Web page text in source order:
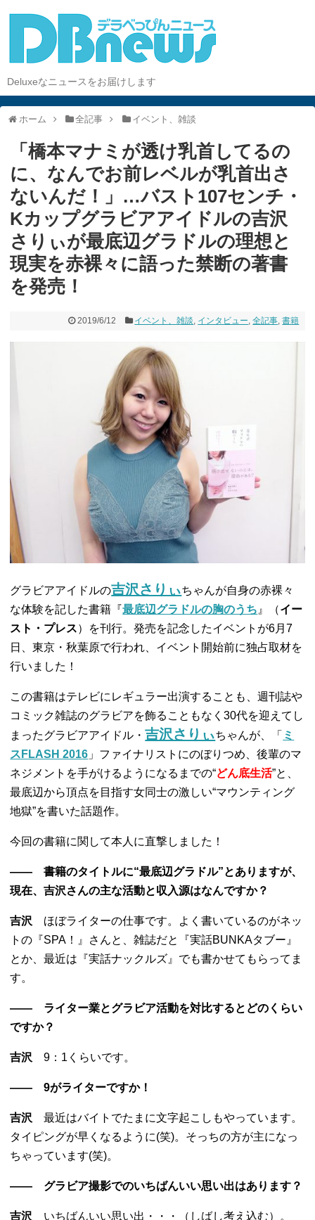
Deluxeなニュースをお届けします
ホーム 全記事 イベント、雑談
「橋本マナミが透け乳首してるの
に、なんでお前レベルが乳首出さ
ないんだ！」…バスト107センチ・
Kカップグラビアアイドルの吉沢
さりぃが最底辺グラドルの理想と
現実を赤裸々に語った禁断の著書
を発売！
2019/6/12 イベント、雑談, インタビュー,全記事,書籍
グラビアアイドルの吉沢さりぃちゃんが自身の赤裸々
な体験を記した書籍『最底辺グラドルの胸のうち 』（イー
スト・プレス）を刊行。発売を記念したイベントが6月7
日、東京・秋葉原で行われ、イベント開始前に独占取材を
行いました！
この書籍はテレビにレギュラー出演することも、週刊誌や
コミック雑誌のグラビアを飾ることもなく30代を迎えてし
まったグラビアアイドル・吉沢さりぃちゃんが、「 ミ
スFLASH 2016 」ファイナリストにのぼりつめ、後輩のマ
ネジメントを手がけるようになるまでの“どん底生活”と、
最底辺から頂点を目指す女同士の激しい“マウンティング
地獄”を書いた話題作。
今回の書籍に関して本人に直撃しました！
―― 書籍のタイトルに“最底辺グラドル”とありますが、
現在、吉沢さんの主な活動と収入源はなんですか？
吉沢 ほぼライターの仕事です。よく書いているのがネッ
トの『SPA！』さんと、雑誌だと『実話BUNKAタブー』
とか、最近は『実話ナックルズ』でも書かせてもらってま
す。
―― ライター業とグラビア活動を対比するとどのくらい
ですか？
吉沢 9：1くらいです。
―― 9がライターですか！
吉沢 最近はバイトでたまに文字起こしもやっています。
タイピングが早くなるように(笑)。そっちの方が主になっ
ちゃっています(笑)。
―― グラビア撮影でのいちばんいい思い出はあります？
吉沢 いちばんいい思い出・・・（しばし考え込む）。